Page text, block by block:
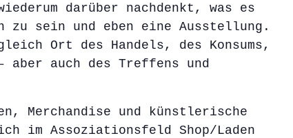
darüber nachdenkt, was es
zu sein und eben eine Ausstellung.
Ort des Handels, des Konsums,
aber auch des Treffens und
Merchandise und künstlerische
im Assoziationsfeld Shop/Laden